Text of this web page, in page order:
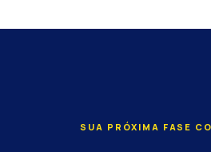
SUA PRÓXIMA FASE